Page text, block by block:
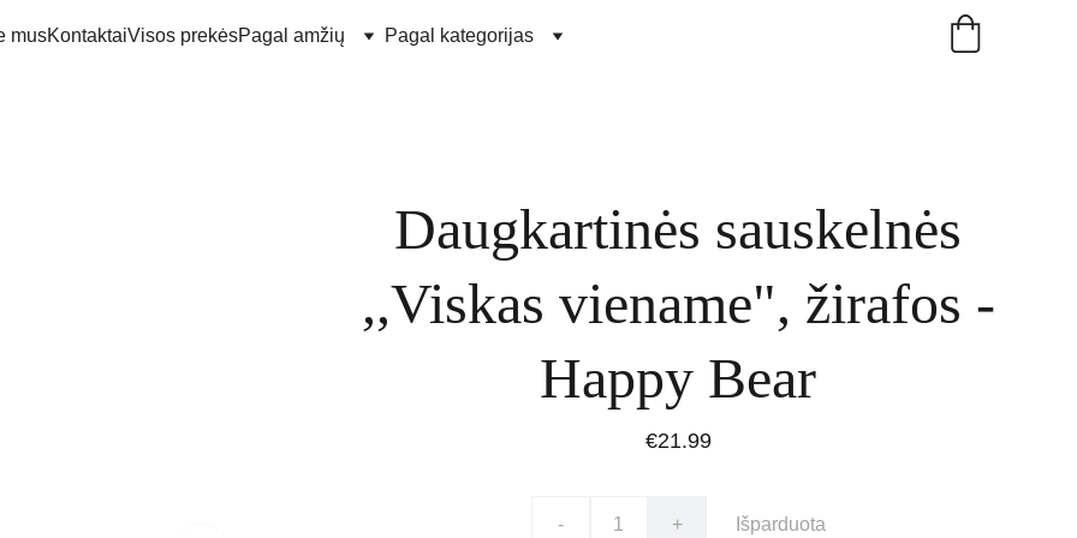
musKontaktaiVisos prekėsPagal amžių Pagal kategorijas
Daugkartinės sauskelnės
,,Viskas viename", žirafos -
Happy Bear
€21.99
- + Išparduota